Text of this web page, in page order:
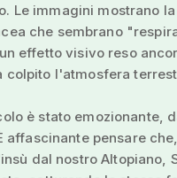
Le immagini mostrano
che sembrano
effetto visivo reso
colpito l'atmosfera
è stato emozionante,
pensare
dal nostro Altopiano,